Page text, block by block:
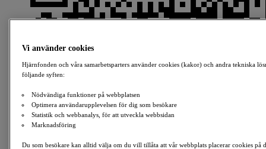
Vi använder cookies
Hjärnfonden och våra samarbetsparters använder cookies (kakor) och andra tekniska
följande syften:
Nödvändiga funktioner på webbplatsen
Optimera användarupplevelsen för dig som besökare
Statistik och webbanalys, för att utveckla webbsidan
Marknadsföring
Du som besökare kan alltid välja om du vill tillåta att vår webbplats placerar cookies på